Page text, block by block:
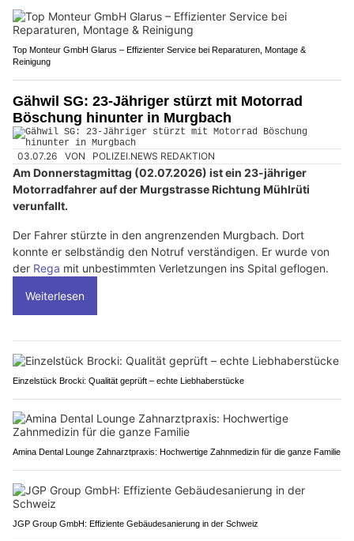
Top Monteur GmbH Glarus – Effizienter Service bei Reparaturen, Montage &
Reinigung
Gähwil SG: 23-Jähriger stürzt mit Motorrad
Böschung hinunter in Murgbach
03.07.26 VON POLIZEI.NEWS REDAKTION
Am Donnerstagmittag (02.07.2026) ist ein 23-jähriger
Motorradfahrer auf der Murgstrasse Richtung Mühlrüti
verunfallt.
Der Fahrer stürzte in den angrenzenden Murgbach. Dort
konnte er selbständig den Notruf verständigen. Er wurde von
der Rega mit unbestimmten Verletzungen ins Spital geflogen.
Weiterlesen
Einzelstück Brocki: Qualität geprüft – echte Liebhaberstücke
Amina Dental Lounge Zahnarztpraxis: Hochwertige Zahnmedizin für die ganze Familie
JGP Group GmbH: Effiziente Gebäudesanierung in der Schweiz